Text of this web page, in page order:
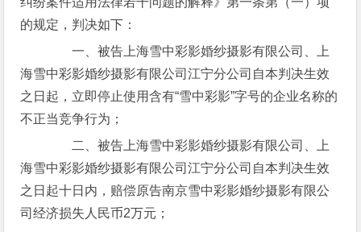
的规定，判决如下：
一、被告上海雪中彩影婚纱摄影有限公司、上
海雪中彩影婚纱摄影有限公司江宁分公司自本判决生效
之日起，立即停止使用含有“雪中彩影”字号的企业名称的
不正当竞争行为；
二、被告上海雪中彩影婚纱摄影有限公司、上
海雪中彩影婚纱摄影有限公司江宁分公司自本判决生效
之日起十日内，赔偿原告南京雪中彩影婚纱摄影有限公
司经济损失人民币2万元；